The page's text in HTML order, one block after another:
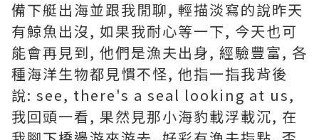
備下艇出海並跟我閒聊, 輕描淡寫的說昨天
有鯨魚出沒, 如果我耐心等一下, 今天也可
能會再見到, 他們是漁夫出身, 經驗豐富, 各
種海洋生物都見慣不怪, 他指一指我背後
說: see, there's a seal looking at us,
我回頭一看, 果然見那小海豹載浮載沉, 在